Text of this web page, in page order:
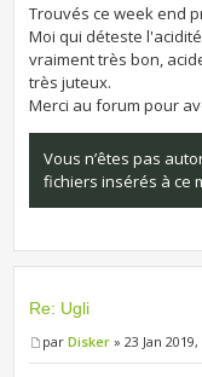
Trouvés ce week end
Moi qui déteste
vraiment très bon,
très juteux.
Merci au forum pour
Vous n’êtes pas
fichiers insérés à ce
Re: Ugli
parDisker » 23 Jan 2019,